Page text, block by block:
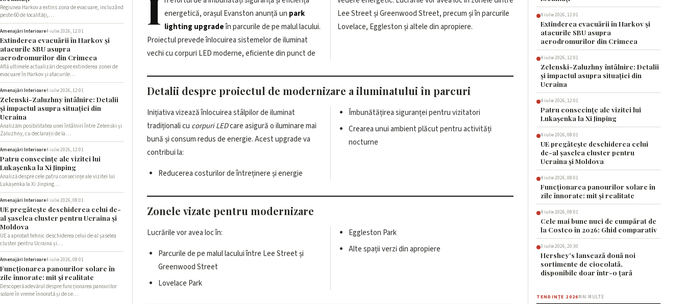
Regiunea Harkov a extins zona de evacuare, incluzând
peste 60 de localități,…
Amenajări Interioare4 iulie 2026, 12:01
Extinderea evacuării în Harkov și
atacurile SBU asupra
aerodromurilor din Crimeea
Află ultimele actualizări despre extinderea zonei de
evacuare în Harkov și atacurile…
Amenajări Interioare4 iulie 2026, 12:01
Zelenski-Zaluzhny întâlnire: Detalii
și impactul asupra situației din
Ucraina
Analizăm posibilitatea unei întâlniri între Zelenski și
Zaluzhny, cu declarații de la…
Amenajări Interioare4 iulie 2026, 12:01
Patru consecințe ale vizitei lui
Lukașenka la Xi Jinping
Analiză despre cele patru consecințe ale vizitei lui
Lukașenka la Xi Jinping…
Amenajări Interioare4 iulie 2026, 08:01
UE pregătește deschiderea celui de-
al șaselea cluster pentru Ucraina și
Moldova
UE a aprobat tehnic deschiderea celui de-al șaselea
cluster pentru Ucraina și…
Amenajări Interioare4 iulie 2026, 08:01
Funcționarea panourilor solare în
zile înnorate: mit și realitate
Descoperă adevărul despre funcționarea panourilor
solare în vreme înnorată și de ce…
Î energetică, orașul Evanston anunță un park
lighting upgradeîn parcurile de pe malul lacului.
Proiectul prevede înlocuirea sistemelor de iluminat
vechi cu corpuri LED moderne, eficiente din punct de
Lee Street și Greenwood Street, precum și în parcurile
Lovelace, Eggleston și altele din apropiere.
Detalii despre proiectul de modernizare a iluminatului în parcuri
Inițiativa vizează înlocuirea stâlpilor de iluminat
tradiționali cu corpuri LEDcare asigură o iluminare mai
bună și consum redus de energie. Acest upgrade va
contribui la:
Reducerea costurilor de întreținere și energie
Îmbunătățirea siguranței pentru vizitatori
Crearea unui ambient plăcut pentru activități
nocturne
Zonele vizate pentru modernizare
Lucrările vor avea loc în:
Parcurile de pe malul lacului între Lee Street și
Greenwood Street
Lovelace Park
Eggleston Park
Alte spații verzi din apropiere
4 iulie 2026, 12:01
Extinderea evacuării în Harkov și
atacurile SBU asupra
aerodromurilor din Crimeea
4 iulie 2026, 12:01
Zelenski-Zaluzhny întâlnire: Detalii
și impactul asupra situației din
Ucraina
4 iulie 2026, 12:01
Patru consecințe ale vizitei lui
Lukașenka la Xi Jinping
4 iulie 2026, 08:01
UE pregătește deschiderea celui
de-al șaselea cluster pentru
Ucraina și Moldova
4 iulie 2026, 08:01
Funcționarea panourilor solare în
zile înnorate: mit și realitate
4 iulie 2026, 08:01
Cele mai bune nuci de cumpărat de
la Costco în 2026: Ghid comparativ
3 iulie 2026, 20:30
Hershey’s lansează două noi
sortimente de ciocolată,
disponibile doar într-o țară
TENDINȚE 2026MAI MULTE